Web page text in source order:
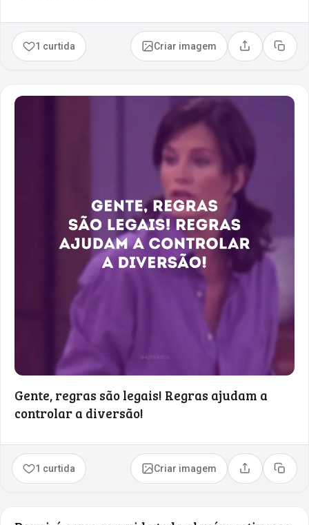
1 curtida Criar imagem Compartilhar
Copiar
Gente, regras são legais! Regras ajudam a
controlar a diversão!
1 curtida Criar imagem Compartilhar
Copiar